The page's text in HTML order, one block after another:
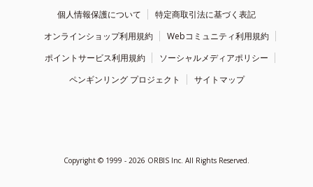
個人情報保護について
特定商取引法に基づく表記
オンラインショップ利用規約
Webコミュニティ利用規約
ポイントサービス利用規約
ソーシャルメディアポリシー
ペンギンリング プロジェクト
サイトマップ
Copyright © 1999 - 2026 ORBIS Inc. All Rights Reserved.